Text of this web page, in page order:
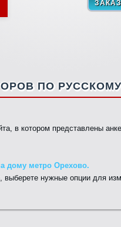
ПО
в котором представлены
дому метро Орехово.
нужные опции для